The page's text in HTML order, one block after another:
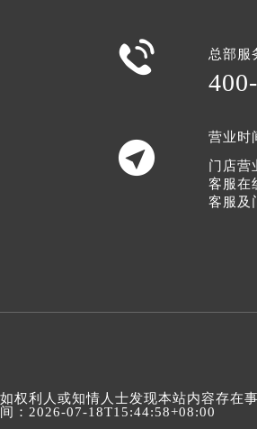
 总部服

营业时
门店营
客服在
客服及
如权利人或知情人士发现本站内容存在
间：2026-07-18T15:44:58+08:00